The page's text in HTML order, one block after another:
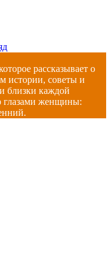
рассказывает о
истории, советы и
близки каждой
женщины: